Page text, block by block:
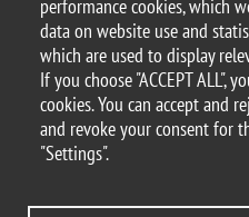
performance cookies, which
data on website use and
which are used to display
If you choose "ACCEPT ALL",
cookies. You can accept and
and revoke your consent for
"Settings".
© 2025
Piazza
PEC address: